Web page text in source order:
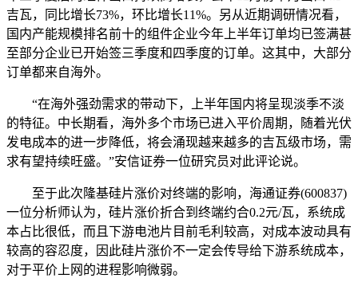
吉瓦，同比增长73%，环比增长11%。另从近期调研情况看，
国内产能规模排名前十的组件企业今年上半年订单均已签满甚
至部分企业已开始签三季度和四季度的订单。这其中，大部分
订单都来自海外。
“在海外强劲需求的带动下，上半年国内将呈现淡季不淡
的特征。中长期看，海外多个市场已进入平价周期，随着光伏
发电成本的进一步降低，将会涌现越来越多的吉瓦级市场，需
求有望持续旺盛。”安信证券一位研究员对此评论说。
至于此次隆基硅片涨价对终端的影响，海通证券(600837)
一位分析师认为，硅片涨价折合到终端约合0.2元/瓦，系统成
本占比很低，而且下游电池片目前毛利较高，对成本波动具有
较高的容忍度，因此硅片涨价不一定会传导给下游系统成本，
对于平价上网的进程影响微弱。